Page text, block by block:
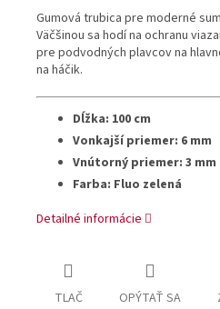
Gumová trubica pre moderné
Väčšinou sa hodí na ochranu
pre podvodných plavcov na
na háčik.
Dĺžka: 100 cm
Vonkajší priemer: 6 mm
Vnútorný priemer: 3 mm
Farba: Fluo zelená
Detailné informácie
TLAČ OPÝTAŤ SA